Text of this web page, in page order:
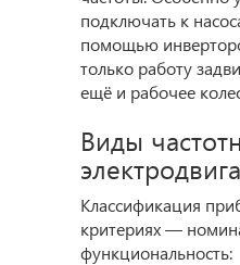
подключать к
помощью
только работу
ещё и рабочее
Виды
Классификация
критериях —
функциональность: